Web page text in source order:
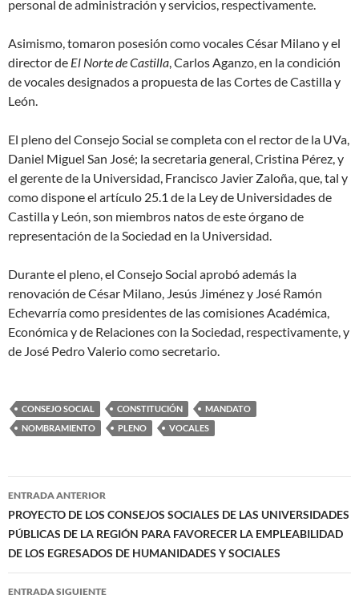
personal de administración y servicios, respectivamente.
Asimismo, tomaron posesión como vocales César Milano y el
director de El Norte de Castilla, Carlos Aganzo, en la condición
de vocales designados a propuesta de las Cortes de Castilla y
León.
El pleno del Consejo Social se completa con el rector de la UVa,
Daniel Miguel San José; la secretaria general, Cristina Pérez, y
el gerente de la Universidad, Francisco Javier Zaloña, que, tal y
como dispone el artículo 25.1 de la Ley de Universidades de
Castilla y León, son miembros natos de este órgano de
representación de la Sociedad en la Universidad.
Durante el pleno, el Consejo Social aprobó además la
renovación de César Milano, Jesús Jiménez y José Ramón
Echevarría como presidentes de las comisiones Académica,
Económica y de Relaciones con la Sociedad, respectivamente, y
de José Pedro Valerio como secretario.
CONSEJO SOCIAL CONSTITUCIÓN
MANDATO
NOMBRAMIENTO
PLENO VOCALES
Navegación
de
entradas
ENTRADA ANTERIOR
PROYECTO DE LOS CONSEJOS SOCIALES DE LAS UNIVERSIDADES
PÚBLICAS DE LA REGIÓN PARA FAVORECER LA EMPLEABILIDAD
DE LOS EGRESADOS DE HUMANIDADES Y SOCIALES
ENTRADA SIGUIENTE